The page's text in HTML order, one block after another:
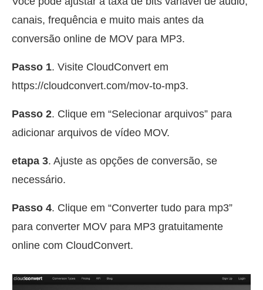
canais, frequência e muito mais antes da
conversão online de MOV para MP3.
Passo 1. Visite CloudConvert em
https://cloudconvert.com/mov-to-mp3.
Passo 2. Clique em “Selecionar arquivos” para
adicionar arquivos de vídeo MOV.
etapa 3. Ajuste as opções de conversão, se
necessário.
Passo 4. Clique em “Converter tudo para mp3”
para converter MOV para MP3 gratuitamente
online com CloudConvert.